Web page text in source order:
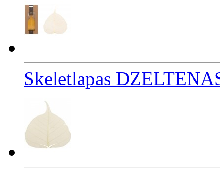
Skeletlapas